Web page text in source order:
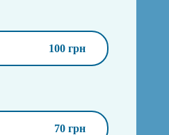
100 грн
70 грн